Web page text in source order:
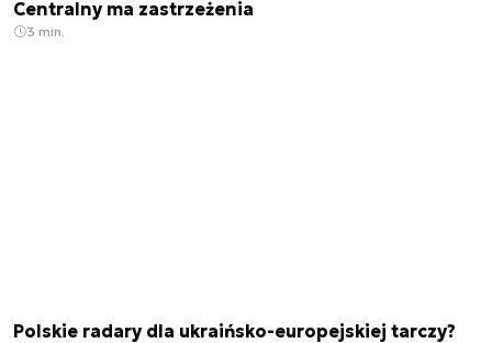
Centralny ma zastrzeżenia
3 min.
Polskie radary dla ukraińsko-europejskiej tarczy?